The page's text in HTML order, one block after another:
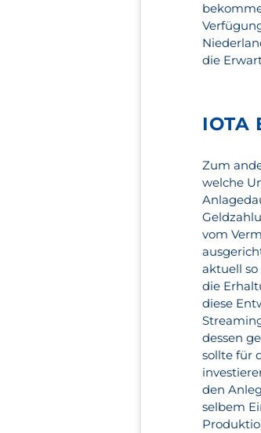
die
IOTA
Zum
welche
vom
aktuell
die
diese
dessen
sollte für
den
selbem